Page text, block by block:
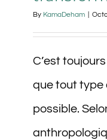
By KamaDeham
C’est
que tout type
possible.